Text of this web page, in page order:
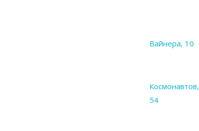
Вайнера, 10
Космонавтов,
54